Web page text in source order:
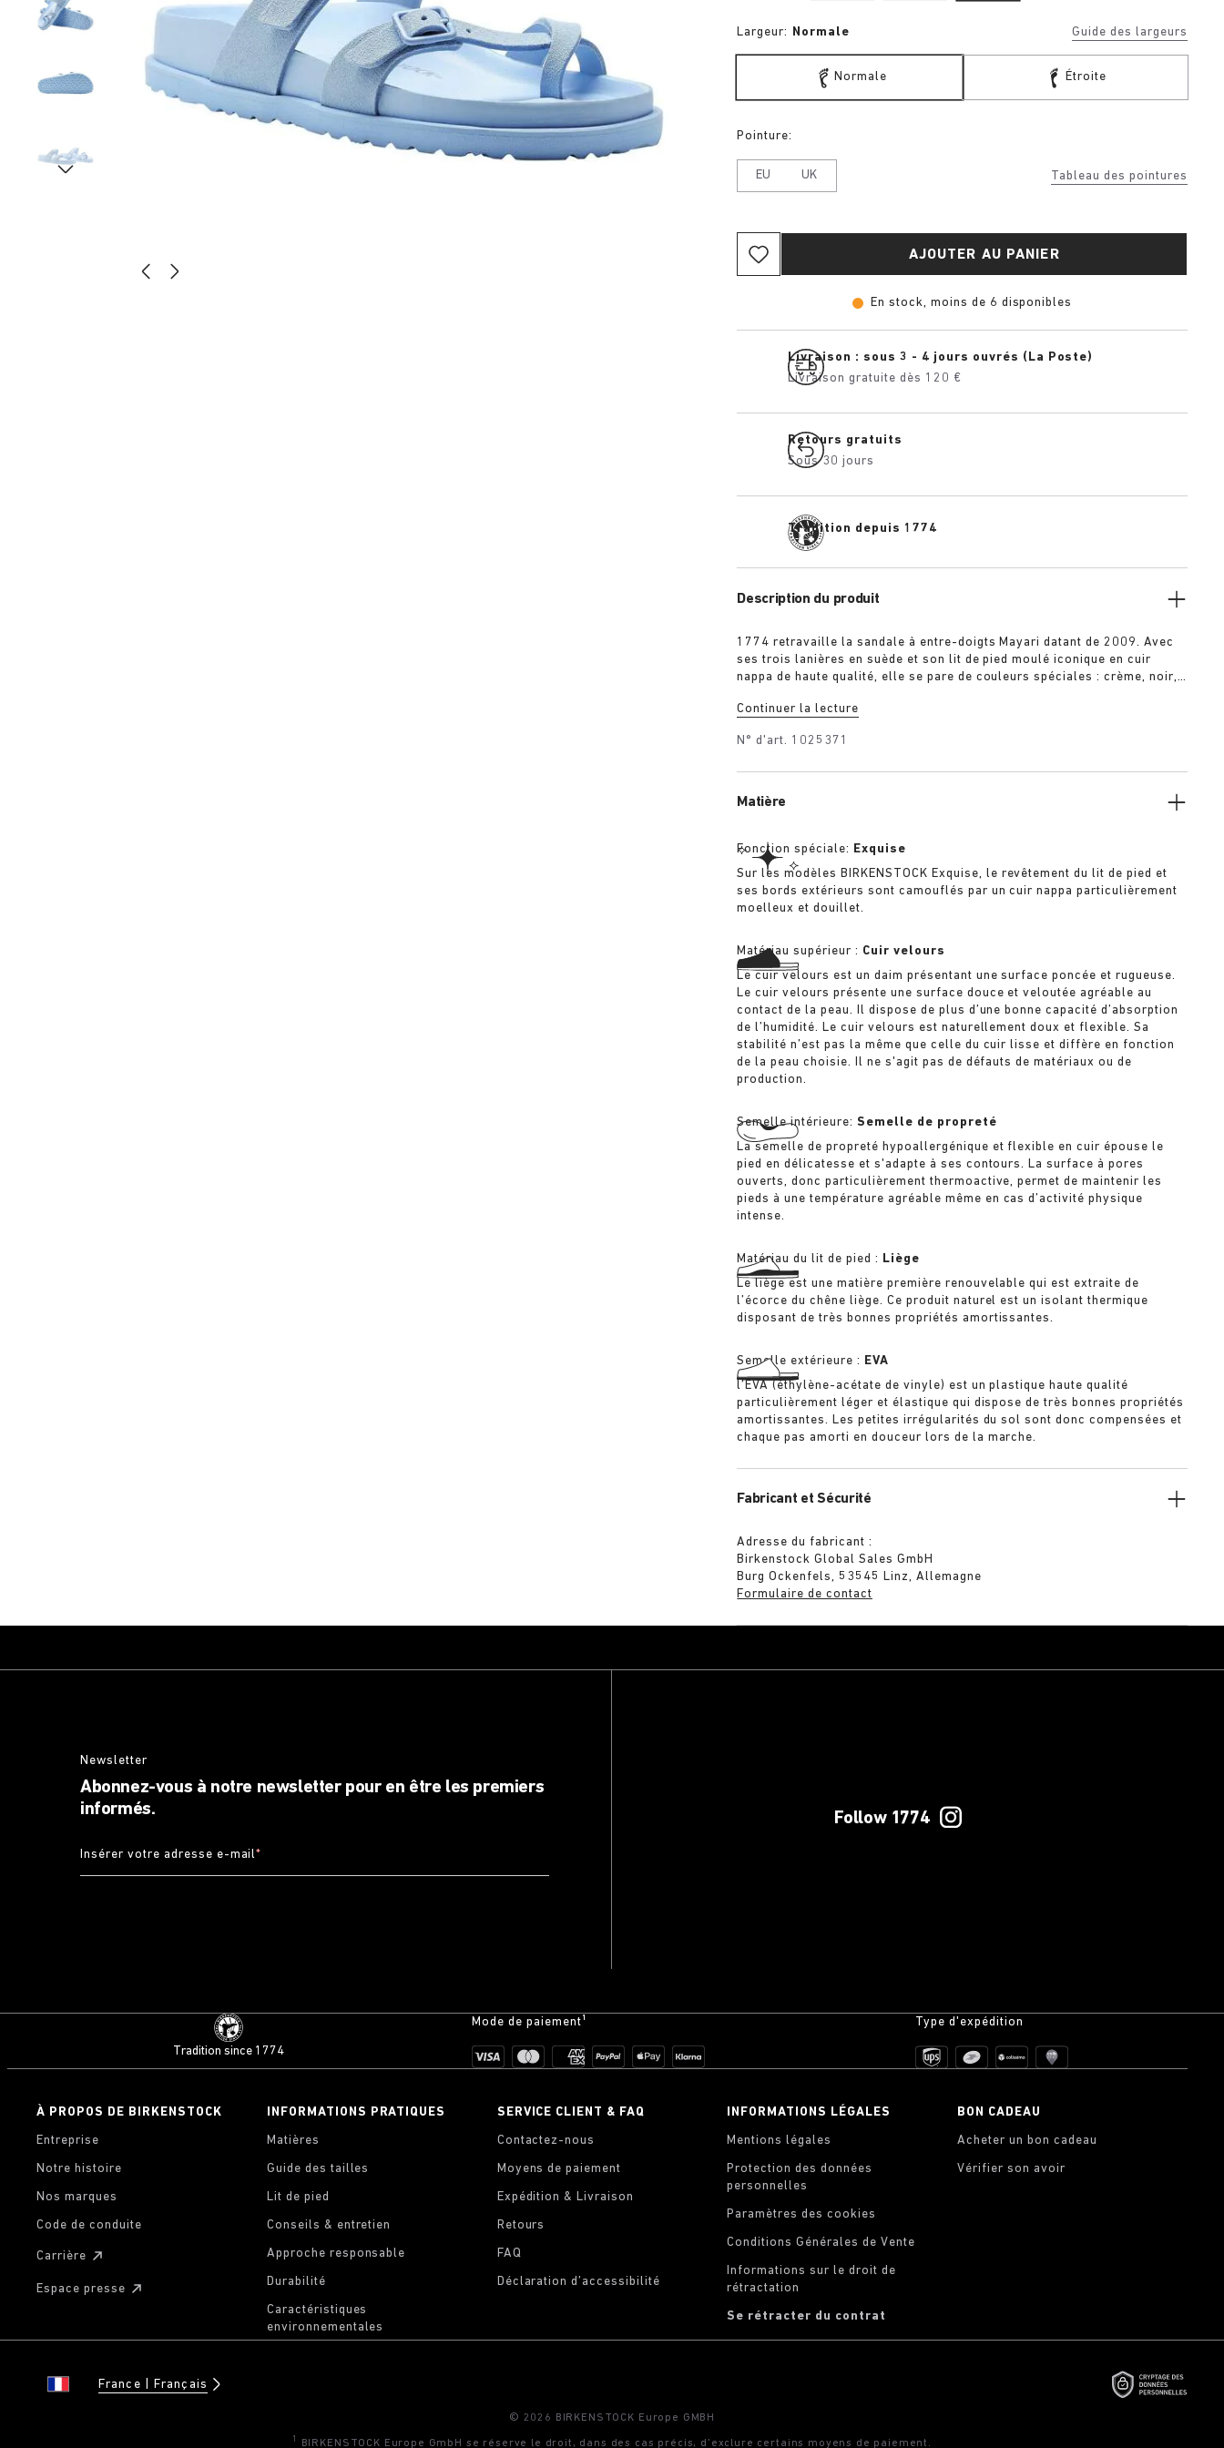
Largeur: Normale Guide des largeurs
Normale Étroite
Tableau des pointures
Pointure:
EU UK
AJOUTER AU PANIER
En stock, moins de 6 disponibles
Livraison : sous 3 - 4 jours ouvrés (La Poste)
Livraison gratuite dès 120 €
Retours gratuits
Sous 30 jours
Tradition depuis 1774
Description du produit
1774 retravaille la sandale à entre-doigts Mayari datant de 2009. Avec
ses trois lanières en suède et son lit de pied moulé iconique en cuir
nappa de haute qualité, elle se pare de couleurs spéciales : crème, noir,
supplémentaire au niveau du cou-de-pied pour un meilleur soutien du
Continuer la lecture
N° d'art. 1025371
Matière
Fonction spéciale: Exquise
Sur les modèles BIRKENSTOCK Exquise, le revêtement du lit de pied et
ses bords extérieurs sont camouflés par un cuir nappa particulièrement
moelleux et douillet.
Matériau supérieur : Cuir velours
Le cuir velours est un daim présentant une surface poncée et rugueuse.
Le cuir velours présente une surface douce et veloutée agréable au
contact de la peau. Il dispose de plus d’une bonne capacité d’absorption
de l’humidité. Le cuir velours est naturellement doux et flexible. Sa
stabilité n’est pas la même que celle du cuir lisse et diffère en fonction
de la peau choisie. Il ne s'agit pas de défauts de matériaux ou de
production.
Semelle intérieure: Semelle de propreté
La semelle de propreté hypoallergénique et flexible en cuir épouse le
pied en délicatesse et s'adapte à ses contours. La surface à pores
ouverts, donc particulièrement thermoactive, permet de maintenir les
pieds à une température agréable même en cas d’activité physique
intense.
Matériau du lit de pied : Liège
Le liège est une matière première renouvelable qui est extraite de
l’écorce du chêne liège. Ce produit naturel est un isolant thermique
disposant de très bonnes propriétés amortissantes.
Semelle extérieure : EVA
l’EVA (éthylène-acétate de vinyle) est un plastique haute qualité
particulièrement léger et élastique qui dispose de très bonnes propriétés
amortissantes. Les petites irrégularités du sol sont donc compensées et
chaque pas amorti en douceur lors de la marche.
Fabricant et Sécurité
Adresse du fabricant :
Birkenstock Global Sales GmbH
Burg Ockenfels, 53545 Linz, Allemagne
Formulaire de contact
Newsletter
Abonnez-vous à notre newsletter pour en être les premiers
informés.
Insérer votre adresse e-mail*
Follow 1774
Tradition since 1774
Mode de paiement¹ Type d'expédition
À PROPOS DE BIRKENSTOCK
Entreprise
Notre histoire
Nos marques
Code de conduite
Carrière
Espace presse
INFORMATIONS PRATIQUES
Matières
Guide des tailles
Lit de pied
Conseils & entretien
Approche responsable
Durabilité
Caractéristiques
environnementales
SERVICE CLIENT & FAQ
Contactez-nous
Moyens de paiement
Expédition & Livraison
Retours
FAQ
Déclaration d’accessibilité
INFORMATIONS LÉGALES
Mentions légales
Protection des données
personnelles
Paramètres des cookies
Conditions Générales de Vente
Informations sur le droit de
rétractation
Se rétracter du contrat
BON CADEAU
Acheter un bon cadeau
Vérifier son avoir
France Français
© 2026 BIRKENSTOCK Europe GMBH
1 BIRKENSTOCK Europe GmbH se réserve le droit, dans des cas précis, d’exclure certains moyens de paiement.